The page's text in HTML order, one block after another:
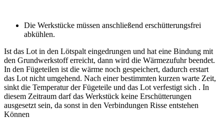
Die Werkstücke müssen anschließend erschütterungsfrei
abkühlen.
Ist das Lot in den Lötspalt eingedrungen und hat eine Bindung mit
den Grundwerkstoff erreicht, dann wird die Wärmezufuhr beendet.
In den Fügeteilen ist die wärme noch gespeichert, dadurch erstart
das Lot nicht umgehend. Nach einer bestimmten kurzen warte Zeit,
sinkt die Temperatur der Fügeteile und das Lot verfestigt sich . In
diesem Zeitraum darf das Werkstück keine Erschütterungen
ausgesetzt sein, da sonst in den Verbindungen Risse entstehen
Können